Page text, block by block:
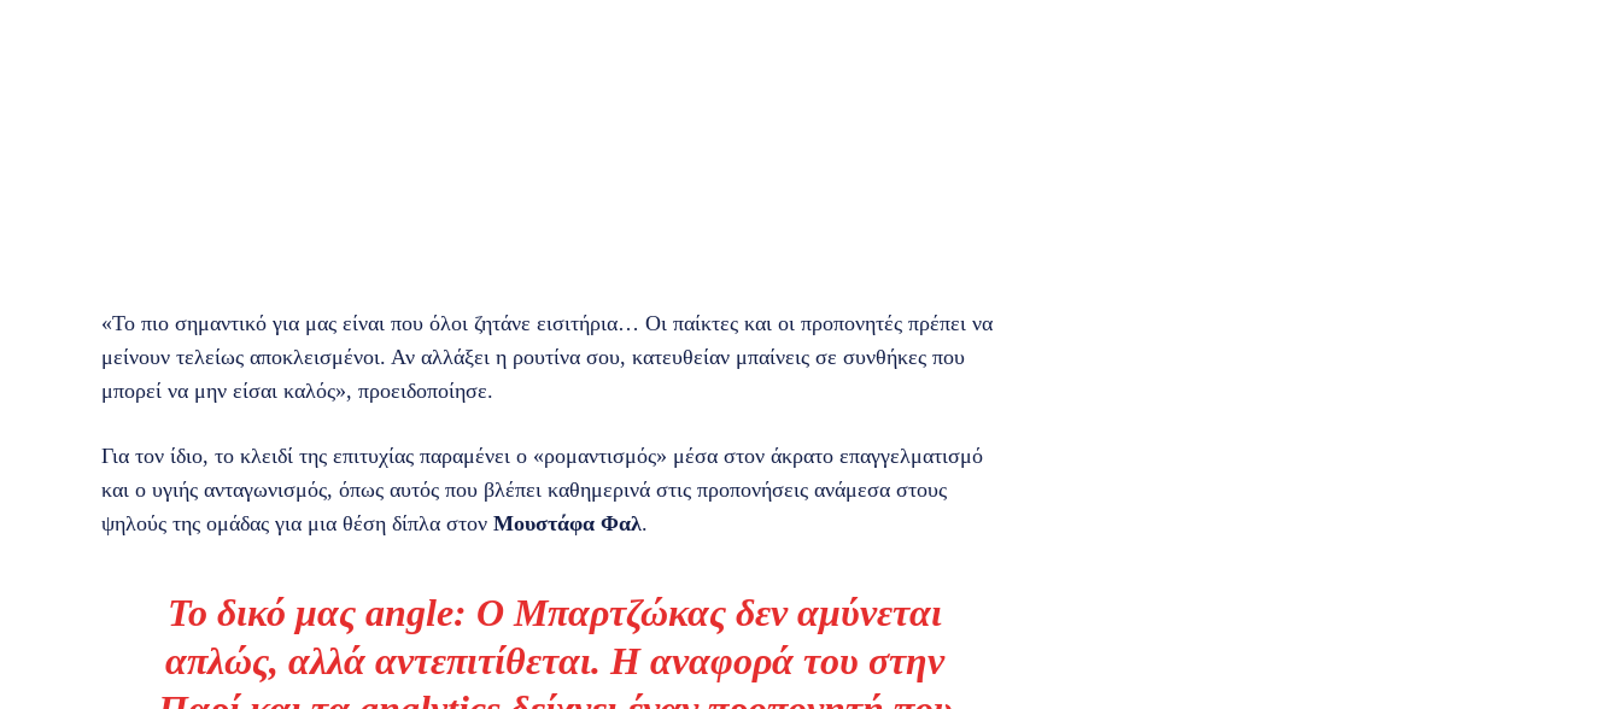
«Το πιο σημαντικό για μας είναι που όλοι ζητάνε εισιτήρια… Οι παίκτες και οι προπονητές πρέπει να
μείνουν τελείως αποκλεισμένοι. Αν αλλάξει η ρουτίνα σου, κατευθείαν μπαίνεις σε συνθήκες που
μπορεί να μην είσαι καλός», προειδοποίησε.
Για τον ίδιο, το κλειδί της επιτυχίας παραμένει ο «ρομαντισμός» μέσα στον άκρατο επαγγελματισμό
και ο υγιής ανταγωνισμός, όπως αυτός που βλέπει καθημερινά στις προπονήσεις ανάμεσα στους
ψηλούς της ομάδας για μια θέση δίπλα στον Μουστάφα Φαλ.
Το δικό μας angle: Ο Μπαρτζώκας δεν αμύνεται
απλώς, αλλά αντεπιτίθεται. Η αναφορά του στην